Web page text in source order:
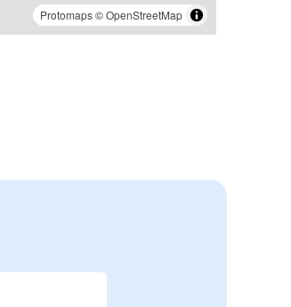
Protomaps©OpenStreetMap